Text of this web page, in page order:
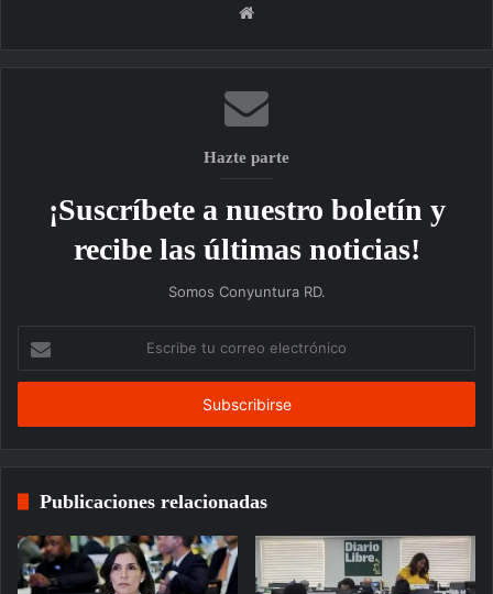
Sitio
Hazte parte
¡Suscríbete a nuestro boletín y
recibe las últimas noticias!
Somos Conyuntura RD.
correo
Publicaciones relacionadas